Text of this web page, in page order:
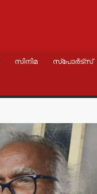
സിനിമ സ്പോർട്സ്